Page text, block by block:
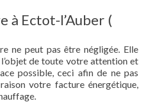
à Ectot-l’Auber (
ne peut pas être négligée. Elle
de toute votre attention et
possible, ceci afin de ne pas
votre facture énergétique,